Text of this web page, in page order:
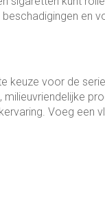
en
keuze voor de
Voeg een